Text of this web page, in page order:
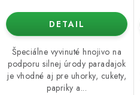
DETAIL
Špeciálne vyvinuté hnojivo na
podporu silnej úrody paradajok
je vhodné aj pre uhorky, cukety,
papriky a...